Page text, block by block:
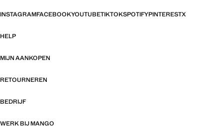
INSTAGRAMFACEBOOKYOUTUBETIKTOKSPOTIFYPINTERESTX
HELP
MIJN AANKOPEN
RETOURNEREN
BEDRIJF
WERK BIJ MANGO